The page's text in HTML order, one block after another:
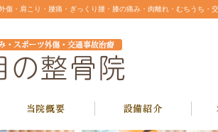
・肩こり・腰痛・ぎっくり腰・膝の痛み・肉離れ・むちうち・